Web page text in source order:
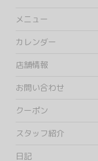
メニュー
カレンダー
店舗情報
お問い合わせ
クーポン
スタッフ紹介
日記